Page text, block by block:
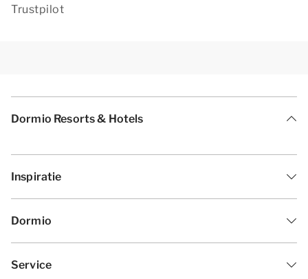
Trustpilot
Dormio Resorts & Hotels
Inspiratie
Dormio
Service